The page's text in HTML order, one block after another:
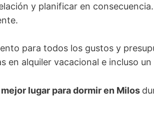
y planificar en
para todos los gustos y
en alquiler vacacional e incluso
lugar para dormir en Milos